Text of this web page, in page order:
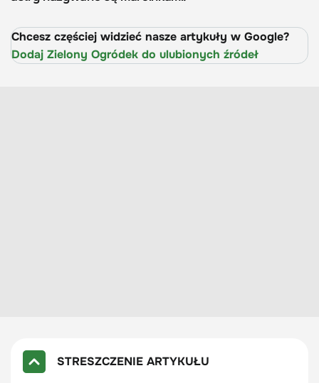
Chcesz częściej widzieć nasze artykuły w Google?
Dodaj Zielony Ogródek do ulubionych źródeł
STRESZCZENIE ARTYKUŁU